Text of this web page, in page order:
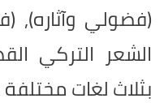
(فضولي وآثاره),
الشعر التركي
بثلاث لغات